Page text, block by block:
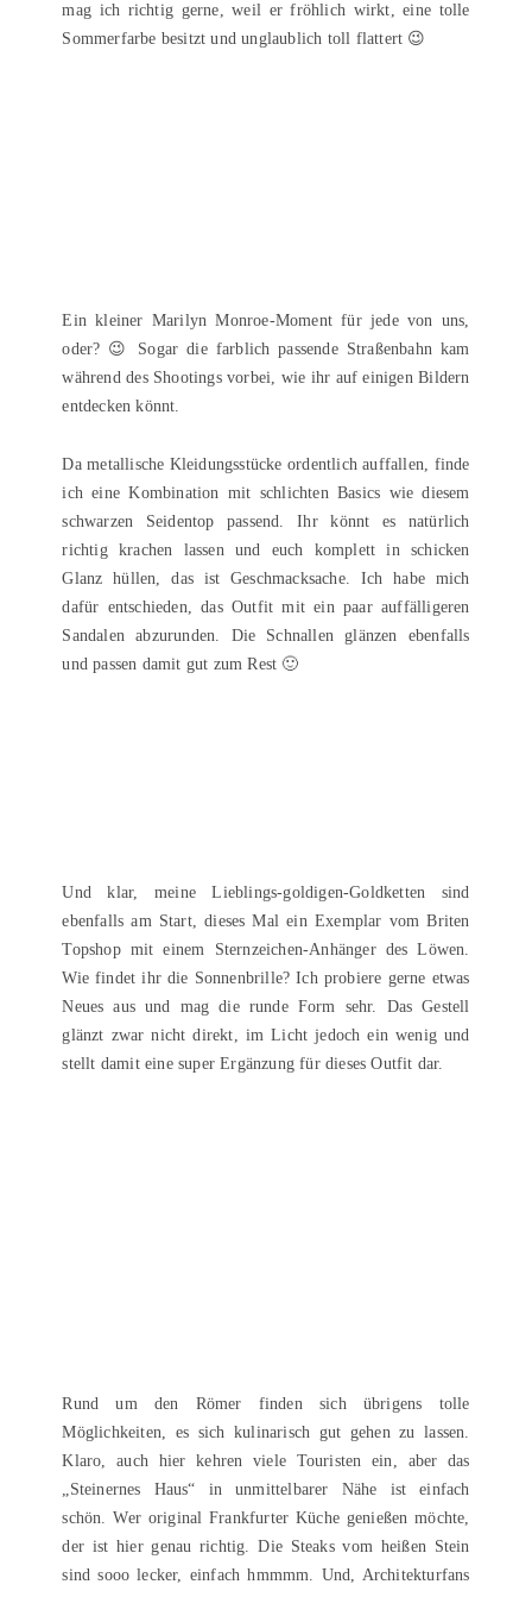
mag ich richtig gerne, weil er fröhlich wirkt, eine tolle
Sommerfarbe besitzt und unglaublich toll flattert 😉
Ein kleiner Marilyn Monroe-Moment für jede von uns,
oder? 😉 Sogar die farblich passende Straßenbahn kam
während des Shootings vorbei, wie ihr auf einigen Bildern
entdecken könnt.
Da metallische Kleidungsstücke ordentlich auffallen, finde
ich eine Kombination mit schlichten Basics wie diesem
schwarzen Seidentop passend. Ihr könnt es natürlich
richtig krachen lassen und euch komplett in schicken
Glanz hüllen, das ist Geschmacksache. Ich habe mich
dafür entschieden, das Outfit mit ein paar auffälligeren
Sandalen abzurunden. Die Schnallen glänzen ebenfalls
und passen damit gut zum Rest 🙂
Und klar, meine Lieblings-goldigen-Goldketten sind
ebenfalls am Start, dieses Mal ein Exemplar vom Briten
Topshop mit einem Sternzeichen-Anhänger des Löwen.
Wie findet ihr die Sonnenbrille? Ich probiere gerne etwas
Neues aus und mag die runde Form sehr. Das Gestell
glänzt zwar nicht direkt, im Licht jedoch ein wenig und
stellt damit eine super Ergänzung für dieses Outfit dar.
Rund um den Römer finden sich übrigens tolle
Möglichkeiten, es sich kulinarisch gut gehen zu lassen.
Klaro, auch hier kehren viele Touristen ein, aber das
„Steinernes Haus“ in unmittelbarer Nähe ist einfach
schön. Wer original Frankfurter Küche genießen möchte,
der ist hier genau richtig. Die Steaks vom heißen Stein
sind sooo lecker, einfach hmmmm. Und, Architekturfans